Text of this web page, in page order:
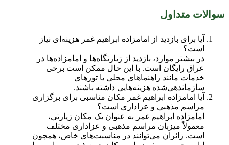
سوالات متداول
آیا برای بازدید از امامزاده ابراهیم غمر هزینه‌ای نیاز
است؟
در بیشتر موارد، بازدید از زیارتگاه‌ها و امامزاده‌ها در
عراق رایگان است. با این حال ممکن است برخی
خدمات مانند راهنماهای محلی یا تورهای
سازماندهی‌شده هزینه‌هایی داشته باشند.
آیا امامزاده ابراهیم غمر مکان مناسبی برای برگزاری
مراسم مذهبی و عزاداری است؟
امامزاده ابراهیم غمر به عنوان یک مکان زیارتی،
معمولاً میزبان مراسم مذهبی و عزاداری مختلف
است. زائران می‌توانند در مناسبت‌های خاص، همچون